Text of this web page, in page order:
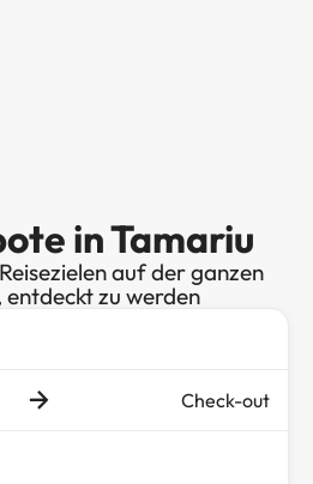
in Tamariu
auf der ganzen
zu werden
Check-out